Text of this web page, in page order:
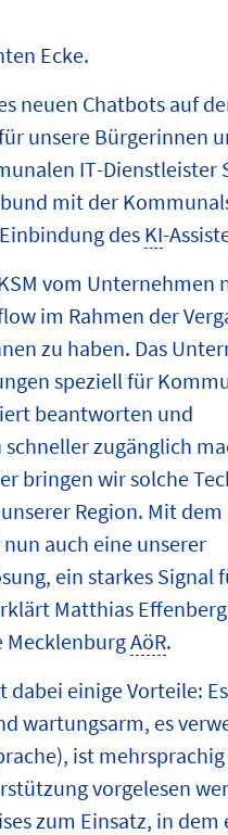
Ecke.
neuen Chatbots auf
unsere Bürgerinnen
IT-Dienstleister
mit der
des KI-
vom Unternehmen
im Rahmen der
zu haben. Das
speziell für
beantworten und
zugänglich
bringen wir solche
Region. Mit
auch eine unserer
ein starkes Signal
Matthias
MecklenburgAöR.
dabei einige Vorteile:
wartungsarm, es
ist
vorgelesen
zum Einsatz, in